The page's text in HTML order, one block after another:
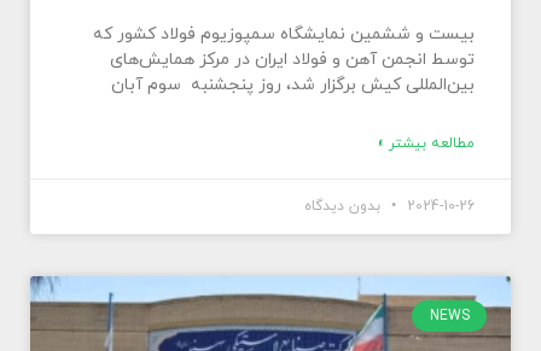
بیست و ششمین نمایشگاه سمپوزیوم فولاد كشور که
توسط انجمن آهن و فولاد ايران در مرکز همایش‌های
بین‌المللی کیش برگزار شد، روز پنجشنبه سوم آبان
مطالعه بیشتر »
2024-10-26 بدون دیدگاه
NEWS